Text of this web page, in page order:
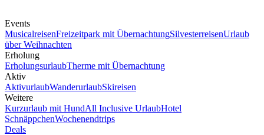
Events
MusicalreisenFreizeitpark mit ÜbernachtungSilvesterreisenUrlaub
über Weihnachten
Erholung
ErholungsurlaubTherme mit Übernachtung
Aktiv
AktivurlaubWanderurlaubSkireisen
Weitere
Kurzurlaub mit HundAll Inclusive UrlaubHotel
SchnäppchenWochenendtrips
Deals